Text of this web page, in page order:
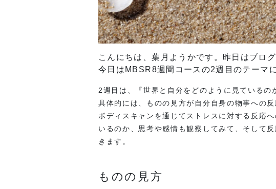
こんにちは、葉月ようかです。昨日はブロ
今日はMBSR8週間コースの2週目のテーマ
2週目は、『世界と自分をどのように見ている
具体的には、ものの見方が自分自身の物事への
ボディスキャンを通じてストレスに対する反応
いるのか、思考や感情も観察してみて、そして
きます。
ものの見方